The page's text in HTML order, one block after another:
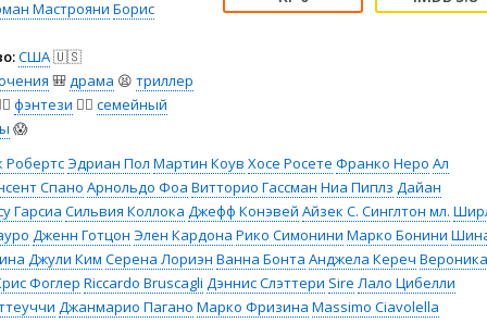
🤠 Фильм-нуар
🧝‍♂️ Фэнтези
Мастрояни Борис
США🇺🇸
🎒драма 😫 триллер
фэнтези 🧝‍♂️ семейный
😱
РобертсЭдриан Пол Мартин Коув Хосе Росете Франко Неро Ал
Спано Арнольдо Фоа Витторио Гассман Ниа Пиплз Дайан
Гарсиа Сильвия Коллока Джефф Конэвей Айзек С. Синглтон мл.
Дженн Готцон Элен Кардона Рико Симонини Марко Бонини
Джули Ким Серена Лориэн Ванна Бонта Анджела Кереч
Фоглер Riccardo Bruscagli Дэннис Слэттери Sire Лало Цибелли
Джанмарио Пагано Марко Фризина Massimo Ciavolella